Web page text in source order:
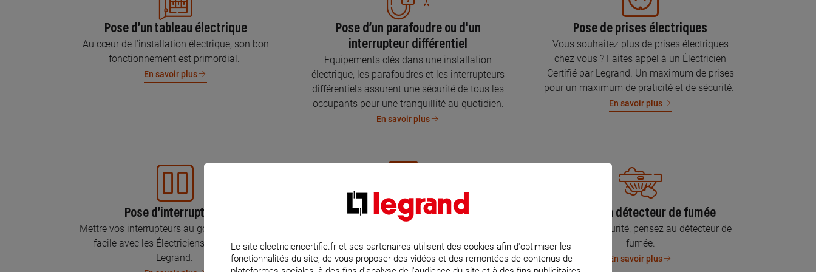
Pose d’un tableau électrique
Au cœur de l’installation électrique, son bon
fonctionnement est primordial.
En savoir plus
Pose d’un parafoudre ou d'un
interrupteur différentiel
Equipements clés dans une installation
électrique, les parafoudres et les interrupteurs
différentiels assurent une sécurité de tous les
occupants pour une tranquillité au quotidien.
En savoir plus
Pose de prises électriques
Vous souhaitez plus de prises électriques
chez vous ? Faites appel à un Électricien
Certifié par Legrand. Un maximum de prises
pour un maximum de praticité et de sécurité.
En savoir plus
Pose d’interrupteurs
Mettre vos interrupteurs au goût du jour, c’est
facile avec les Électriciens Certifiés par
Legrand.
Mise aux normes de l’installation
Parce que l’électricité implique la sécurité et la
protection de votre famille et de vos biens,
Pose d’un détecteur de fumée
Pour votre sécurité, pensez au détecteur de
fumée.
En savoir plus
Le site electriciencertifie.fr et ses partenaires utilisent des cookies afin d'optimiser les
fonctionnalités du site, de vous proposer des vidéos et des remontées de contenus de